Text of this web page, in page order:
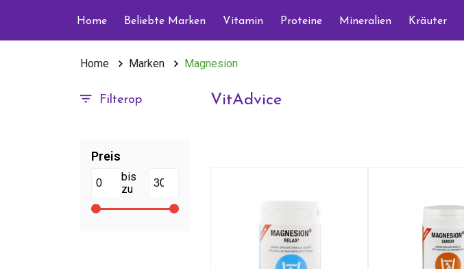
Home Beliebte Marken Vitamin Proteine Mineralien Kräuter
Home Marken Magnesion
Filterop
Preis
bis
zu
VitAdvice